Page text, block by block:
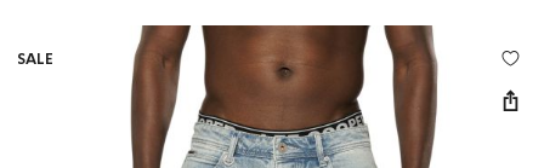
קרעים
לגבר
SALE